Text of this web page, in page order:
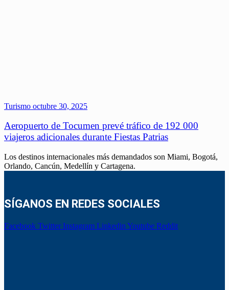
Turismo octubre 30, 2025
Aeropuerto de Tocumen prevé tráfico de 192 000
viajeros adicionales durante Fiestas Patrias
Los destinos internacionales más demandados son Miami, Bogotá,
Orlando, Cancún, Medellín y Cartagena.
SÍGANOS EN REDES SOCIALES
Facebook Twitter Instagram Linkedin Youtube Reddit